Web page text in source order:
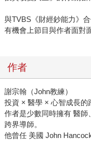
與TVBS《財經鈔能力》
有機會上節目與作者面對
作者
謝宗翰（John教練）
投資 × 醫學 × 心智成長的
作者是少數同時擁有 醫
跨界導師。
他曾任 美國 John